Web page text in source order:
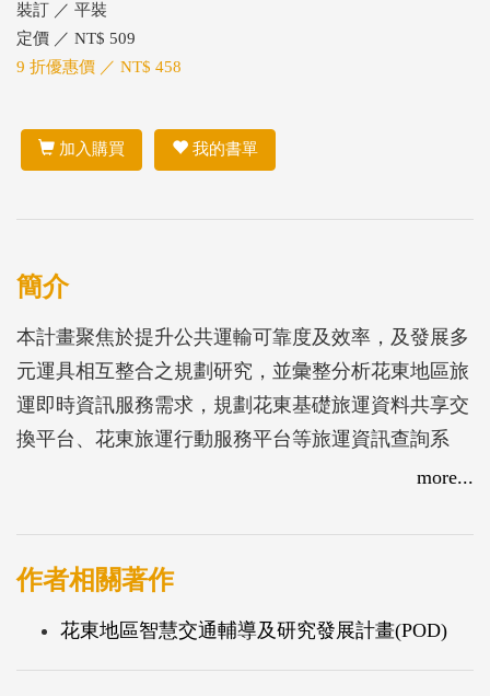
裝訂 ／ 平裝
定價 ／ NT$ 509
9 折優惠價 ／ NT$ 458
加入購買 我的書單
簡介
本計畫聚焦於提升公共運輸可靠度及效率，及發展多
元運具相互整合之規劃研究，並彙整分析花東地區旅
運即時資訊服務需求，規劃花東基礎旅運資料共享交
換平台、花東旅運行動服務平台等旅運資訊查詢系
統。計畫主要成果包含：1. 針對提升公車準點到站機
期檢討修正固定時刻表等9項制度面及5項技術面之建
議，並提出花東公車準點到站提升輔導需求規劃書。
務覆蓋率低或具明確服務缺口等3項條件評估，提出
包含花蓮縣玉里鎮、卓溪鄉及臺東縣達仁鄉等6個鄉
more...
作者相關著作
花東地區智慧交通輔導及研究發展計畫(POD)